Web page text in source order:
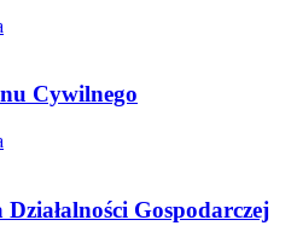
Cywilnego
Gospodarczej